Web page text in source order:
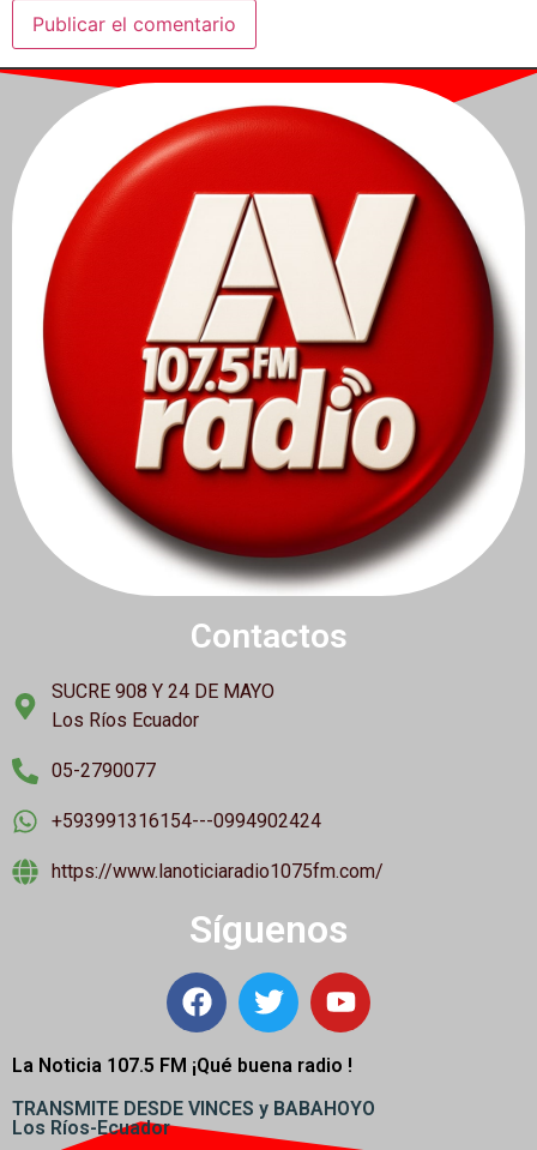
Contactos
SUCRE 908 Y 24 DE MAYO
Los Ríos Ecuador
05-2790077
+593991316154---0994902424
https://www.lanoticiaradio1075fm.com/
Síguenos
La Noticia 107.5 FM ¡Qué buena radio !
TRANSMITE DESDE VINCES y BABAHOYO
Los Ríos-Ecuador